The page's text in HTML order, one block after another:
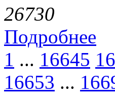
26730
Подробнее
1 ... 16645
16653 ...